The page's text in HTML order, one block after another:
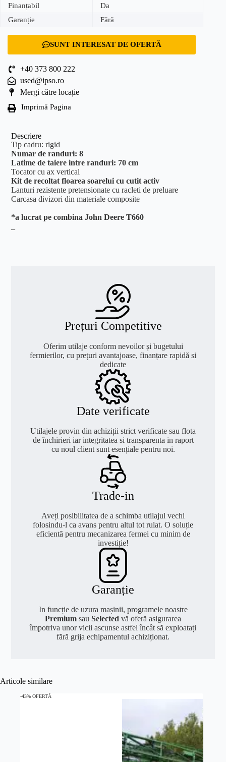
Finanțabil
Da
Garanție
Fără
SUNT INTERESAT DE OFERTĂ
+40 373 800 222
used@ipso.ro
Mergi către locație
Imprimă Pagina
Descriere
Tip cadru: rigid
Numar de randuri: 8
Latime de taiere intre randuri: 70 cm
Tocator cu ax vertical
Kit de recoltat floarea soarelui cu cutit activ
Lanturi rezistente pretensionate cu racleti de preluare
Carcasa divizori din materiale composite
*a lucrat pe combina John Deere T660
Prețuri Competitive
Oferim utilaje conform nevoilor și bugetului
fermierilor, cu prețuri avantajoase, finanțare rapidă si
dedicate
Date verificate
Utilajele provin din achiziții strict verificate sau flota
de închirieri iar integritatea si transparenta in raport
cu noul client sunt esențiale pentru noi.
Trade-in
Aveți posibilitatea de a schimba utilajul vechi
folosindu-l ca avans pentru altul tot rulat. O soluție
eficientă pentru mecanizarea fermei cu minim de
investiție!
Garanție
In funcție de uzura mașinii, programele noastre
Premium sau Selected vă oferă asigurarea
împotriva unor vicii ascunse astfel încât să exploatați
fără grija echipamentul achiziționat.
Articole similare
-43% OFERTĂ